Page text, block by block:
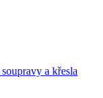
soupravy a křesla